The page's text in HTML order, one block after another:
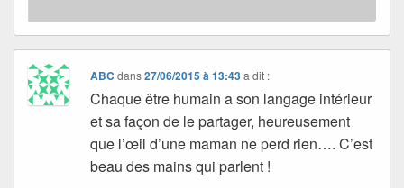
ABC dans27/06/2015 à 13:43 a dit :
Chaque être humain a son langage intérieur
et sa façon de le partager, heureusement
que l’œil d’une maman ne perd rien…. C’est
beau des mains qui parlent !